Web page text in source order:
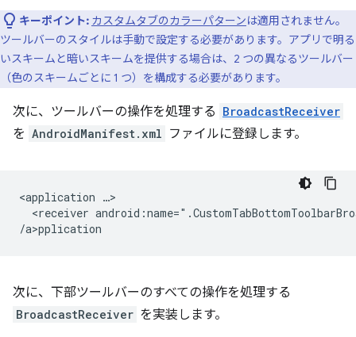
キーポイント: カスタムタブのカラーパターンは適用されません。
ツールバーのスタイルは手動で設定する必要があります。アプリで明る
いスキームと暗いスキームを提供する場合は、2 つの異なるツールバー
（色のスキームごとに 1 つ）を構成する必要があります。
次に、ツールバーの操作を処理する BroadcastReceiver
を AndroidManifest.xml ファイルに登録します。
<application
<receiver
/a>p
次に、下部ツールバーのすべての操作を処理する
BroadcastReceiver を実装します。